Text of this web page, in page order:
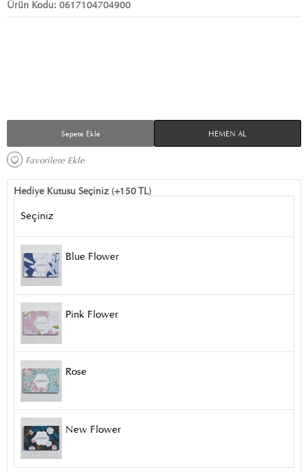
Ürün Kodu: 0617104704900
Sepete Ekle HEMEN AL
Favorilere Ekle
Hediye Kutusu Seçiniz (+150 TL)
Seçiniz
Blue Flower
Pink Flower
Rose
New Flower